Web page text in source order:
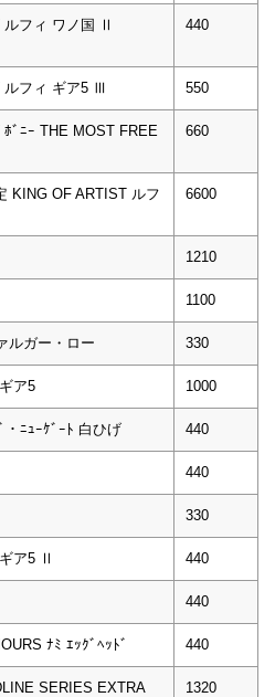
ルフィ ワノ国 Ⅱ
440
ルフィ ギア5 Ⅲ 550
ﾞﾆｰ THE MOST FREE
660
KING OF ARTIST ルフ
6600
1210
1100
ルガー・ロー 330
ア5 1000
・ﾆｭｰｹﾞｰﾄ 白ひげ 440
440
330
ア5 Ⅱ 440
440
ﾅﾐ ｴｯｸﾞﾍｯﾄﾞ 440
SERIES EXTRA
1320